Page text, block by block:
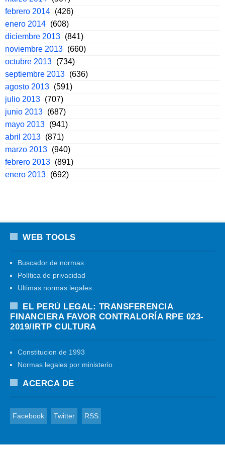
febrero 2014 (426)
enero 2014 (608)
diciembre 2013 (841)
noviembre 2013 (660)
octubre 2013 (734)
septiembre 2013 (636)
agosto 2013 (591)
julio 2013 (707)
junio 2013 (687)
mayo 2013 (941)
abril 2013 (871)
marzo 2013 (940)
febrero 2013 (891)
enero 2013 (692)
WEB TOOLS
Buscador de normas
Política de privacidad
Ultimas normas legales
EL PERÚ LEGAL: TRANSFERENCIA
FINANCIERA FAVOR CONTRALORÍA RPE 023-
2019/IRTP CULTURA
Constitucion de 1993
Normas legales por ministerio
ACERCA DE
Facebook Twitter RSS